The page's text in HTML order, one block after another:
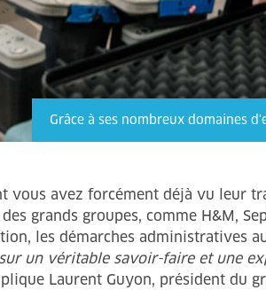
Grâce à ses nombreux domaines
vous avez forcément déjà vu leur
grands groupes, comme H&M,
les démarches administratives
un véritable savoir-faire et une
Laurent Guyon, président du